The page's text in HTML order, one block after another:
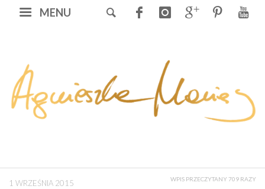
MENU
1 WRZEŚNIA 2015 WPIS PRZECZYTANY 709 RAZY